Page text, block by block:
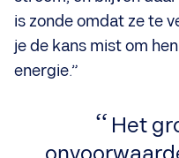
is zonde omdat ze te
je de kans mist om
energie.”
Het